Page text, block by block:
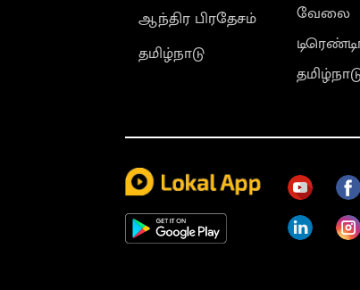
ஆந்திர பிரதேசம்
தமிழ்நாடு
வேலை